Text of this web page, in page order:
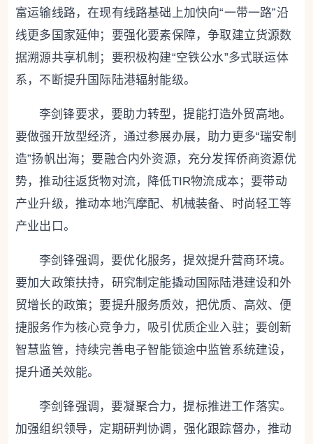
富运输线路，在现有线路基础上加快向“一带一路”沿
线更多国家延伸；要强化要素保障，争取建立货源数
据溯源共享机制；要积极构建“空铁公水”多式联运体
系，不断提升国际陆港辐射能级。
李剑锋要求，要助力转型，提能打造外贸高地。
要做强开放型经济，通过参展办展，助力更多“瑞安制
造”扬帆出海；要融合内外资源，充分发挥侨商资源优
势，推动往返货物对流，降低TIR物流成本；要带动
产业升级，推动本地汽摩配、机械装备、时尚轻工等
产业出口。
李剑锋强调，要优化服务，提效提升营商环境。
要加大政策扶持，研究制定能撬动国际陆港建设和外
贸增长的政策；要提升服务质效，把优质、高效、便
捷服务作为核心竞争力，吸引优质企业入驻；要创新
智慧监管，持续完善电子智能锁途中监管系统建设，
提升通关效能。
李剑锋强调，要凝聚合力，提标推进工作落实。
加强组织领导，定期研判协调，强化跟踪督办，推动